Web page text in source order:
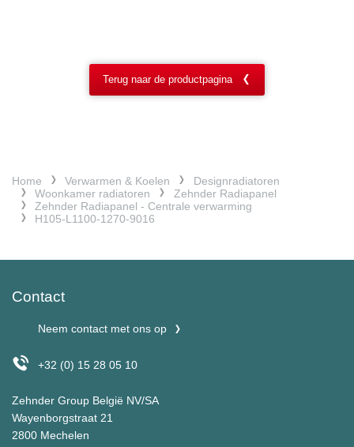
Terug naar de productpagina
Home Verwarmen & Koelen
Designradiatoren
Woonkamer radiatoren
Zehnder Radiapanel
Zehnder Radiapanel - Centrale verwarming
H105-L1100-1270-9016
Contact
Neem contact met ons op
+32 (0) 15 28 05 10
Zehnder Group België NV/SA
Wayenborgstraat 21
2800 Mechelen